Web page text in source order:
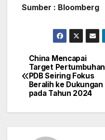
Sumber : Bloomberg
Post
navigation
China Mencapai
Target Pertumbuhan
PDB Seiring Fokus
Beralih ke Dukungan
pada Tahun 2024